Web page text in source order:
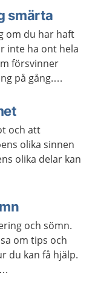
smärta
om du har haft
inte ha ont hela
försvinner
på gång.
av behandling.
och att
olika sinnen
olika delar kan
och sömn.
om tips och
du kan få hjälp.